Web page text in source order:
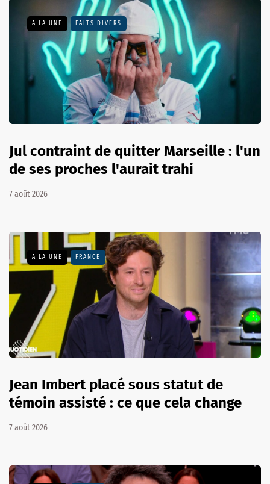
A LA UNE FAITS DIVERS
Jul contraint de quitter Marseille : l'un
de ses proches l'aurait trahi
7 août 2026
A LA UNE FRANCE
Jean Imbert placé sous statut de
témoin assisté : ce que cela change
7 août 2026